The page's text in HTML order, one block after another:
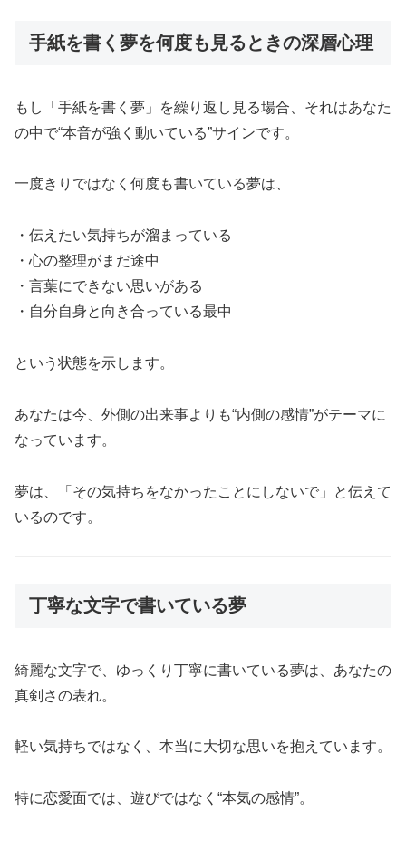
手紙を書く夢を何度も見るときの深層心理
もし「手紙を書く夢」を繰り返し見る場合、それはあなた
の中で“本音が強く動いている”サインです。
一度きりではなく何度も書いている夢は、
・伝えたい気持ちが溜まっている
・心の整理がまだ途中
・言葉にできない思いがある
・自分自身と向き合っている最中
という状態を示します。
あなたは今、外側の出来事よりも“内側の感情”がテーマに
なっています。
夢は、「その気持ちをなかったことにしないで」と伝えて
いるのです。
丁寧な文字で書いている夢
綺麗な文字で、ゆっくり丁寧に書いている夢は、あなたの
真剣さの表れ。
軽い気持ちではなく、本当に大切な思いを抱えています。
特に恋愛面では、遊びではなく“本気の感情”。